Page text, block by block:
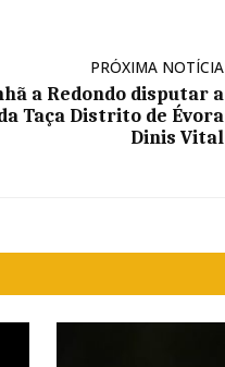
PRÓXIMA NOTÍCIA
a Redondo disputar a
Taça Distrito de Évora
Dinis Vital